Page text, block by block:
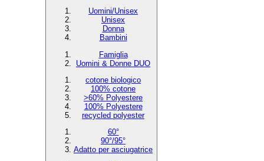
Uomini/Unisex
Unisex
Donna
Bambini
Famiglia
Uomini & Donne DUO
cotone biologico
100% cotone
>60% Polyestere
100% Polyestere
recycled polyester
60°
90°/95°
Adatto per asciugatrice